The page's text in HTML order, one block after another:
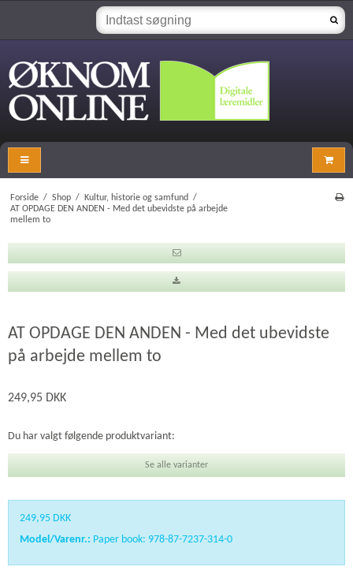
Forside / Shop / Kultur, historie og samfund /
AT OPDAGE DEN ANDEN - Med det ubevidste på arbejde
mellem to
AT OPDAGE DEN ANDEN - Med det ubevidste
på arbejde mellem to
249,95 DKK
Du har valgt følgende produktvariant:
Se alle varianter
249,95 DKK
Model/Varenr.: Paper book: 978-87-7237-314-0